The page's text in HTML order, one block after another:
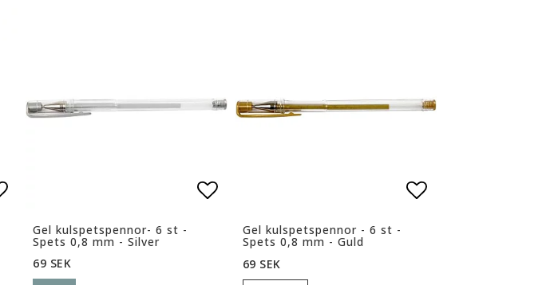
Lägg till i favoritlistan
Lägg till i favoritlistan Lägg till i favoritlistan
Lägg till i favoritlistan
Gel kulspetspennor- 6 st -
Spets 0,8 mm - Silver
69 SEK
Gel kulspetspennor - 6 st -
Spets 0,8 mm - Guld
69 SEK